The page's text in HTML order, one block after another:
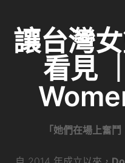
讓台灣
看見
「她們在場上奮